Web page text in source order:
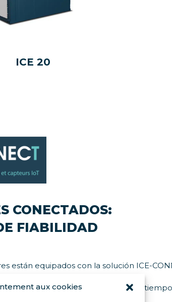
aux cookies
ICE 20
CONECTADOS:
FIABILIDAD
están equipados con la solución ICE-
por ejemplo, en el teléfono, en